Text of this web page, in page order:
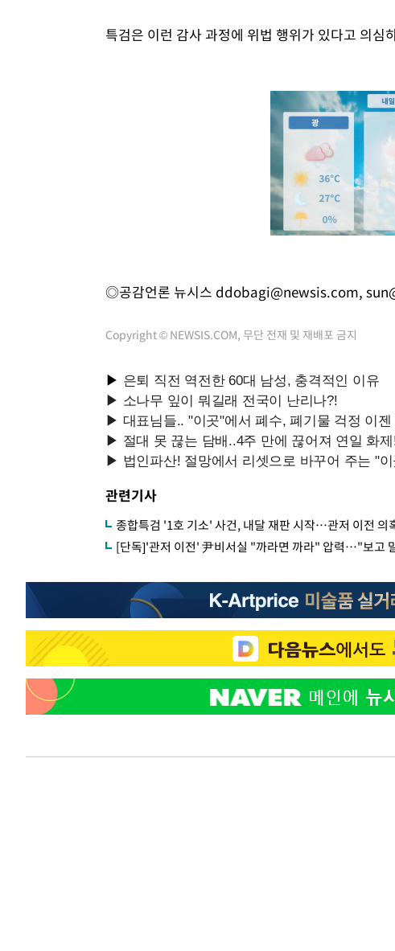
특검은 이런 감사 과정에 위법 행위가 있다고 의심
◎공감언론 뉴시스 ddobagi@newsis.com,
Copyright © NEWSIS.COM, 무단 전재 및 재배포 금지
관련기사
종합특검 '1호 기소' 사건, 내달 재판 시작…관저 이전 의
[단독]'관저 이전' 尹비서실 "까라면 까라" 압력…"보고